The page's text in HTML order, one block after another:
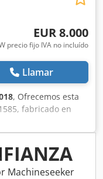
EUR 8.000
precio fijo IVA no incluído
Llamar
, Ofrecemos esta
fabricado en
558D063 Peso en
1.405 kg Potencia
Uer Año de
o necesita más
mensaje o
Machineseeker